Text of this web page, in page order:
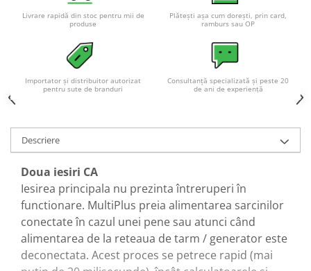
Livrare rapidă din stoc pentru mii de
produse
Plătești așa cum dorești, prin card,
ramburs sau OP
Importator și distribuitor autorizat
pentru sute de branduri
Consultanță specializată și peste 20
de ani de experiență
Descriere
Doua iesiri CA
Iesirea principala nu prezinta întreruperi în
functionare. MultiPlus preia alimentarea sarcinilor
conectate în cazul unei pene sau atunci când
alimentarea de la reteaua de tarm / generator este
deconectata. Acest proces se petrece rapid (mai